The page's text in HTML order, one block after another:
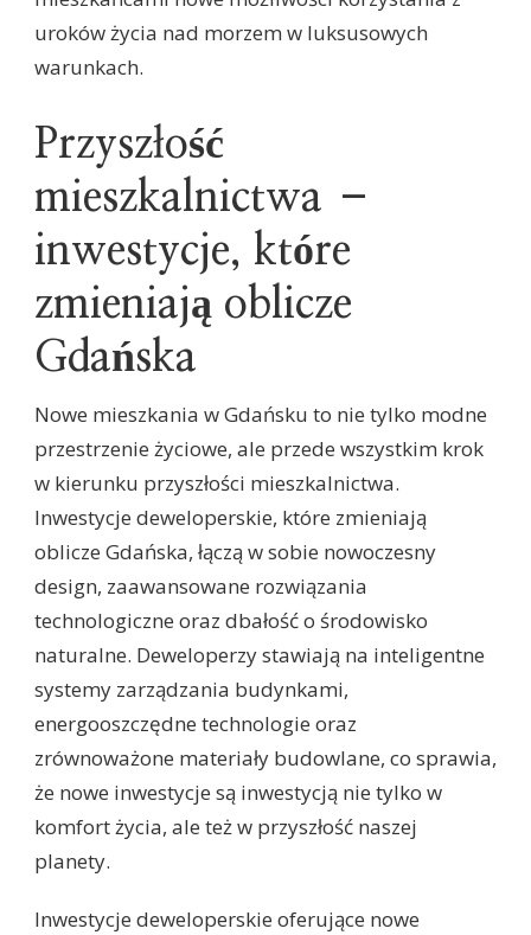
uroków życia nad morzem w luksusowych
warunkach.
Przyszłość
mieszkalnictwa –
inwestycje, które
zmieniają oblicze
Gdańska
Nowe mieszkania w Gdańsku to nie tylko modne
przestrzenie życiowe, ale przede wszystkim krok
w kierunku przyszłości mieszkalnictwa.
Inwestycje deweloperskie, które zmieniają
oblicze Gdańska, łączą w sobie nowoczesny
design, zaawansowane rozwiązania
technologiczne oraz dbałość o środowisko
naturalne. Deweloperzy stawiają na inteligentne
systemy zarządzania budynkami,
energooszczędne technologie oraz
zrównoważone materiały budowlane, co sprawia,
że nowe inwestycje są inwestycją nie tylko w
komfort życia, ale też w przyszłość naszej
planety.
Inwestycje deweloperskie oferujące nowe